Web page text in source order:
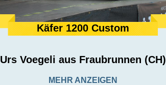
Käfer 1200 Custom
Urs Voegeli aus Fraubrunnen (CH)
MEHR ANZEIGEN